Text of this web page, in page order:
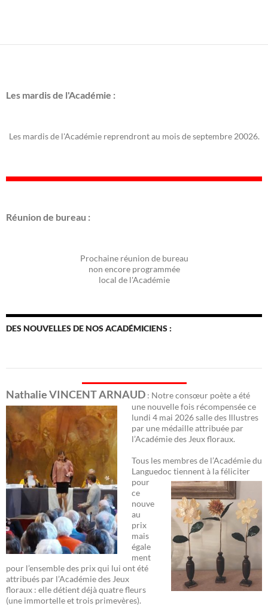
Les mardis de l'Académie :
Les mardis de l'Académie reprendront au mois de septembre 20026.
Réunion de bureau :
Prochaine réunion de bureau
non encore programmée
local de l'Académie
DES NOUVELLES DE NOS ACADÉMICIENS :
Nathalie VINCENT ARNAUD : Notre consœur poète a été
une nouvelle fois récompensée ce
lundi 4 mai 2026 salle des Illustres
par une médaille attribuée par
l’Académie des Jeux floraux.
Tous les membres de l’Académie du
Languedoc tiennent à la féliciter
pour
ce
nouve
au
prix
mais
égale
ment
pour l’ensemble des prix qui lui ont été
attribués par l’Académie des Jeux
floraux : elle détient déjà quatre fleurs
(une immortelle et trois primevères).